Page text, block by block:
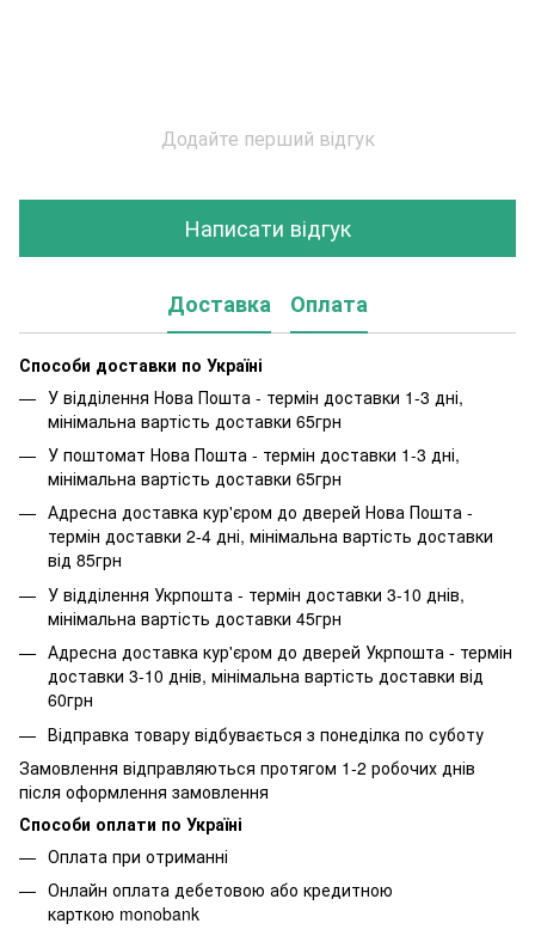
Додайте перший відгук
Написати відгук
Доставка Оплата
Способи доставки по Україні
У відділення Нова Пошта - термін доставки 1-3 дні,
мінімальна вартість доставки 65грн
У поштомат Нова Пошта - термін доставки 1-3 дні,
мінімальна вартість доставки 65грн
Адресна доставка кур'єром до дверей Нова Пошта -
термін доставки 2-4 дні, мінімальна вартість доставки
від 85грн
У відділення Укрпошта - термін доставки 3-10 днів,
мінімальна вартість доставки 45грн
Адресна доставка кур'єром до дверей Укрпошта - термін
доставки 3-10 днів, мінімальна вартість доставки від
60грн
Відправка товару відбувається з понеділка по суботу
Замовлення відправляються протягом 1-2 робочих днів
після оформлення замовлення
Способи оплати по Україні
Оплата при отриманні
Онлайн оплата дебетовою або кредитною
карткою monobank